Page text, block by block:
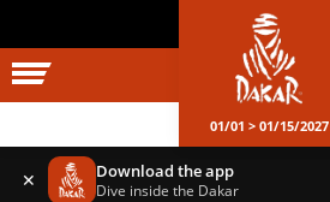
WORLD
GAMES
01/01 > 01/15/2027
✕ Download the app
Dive inside the Dakar